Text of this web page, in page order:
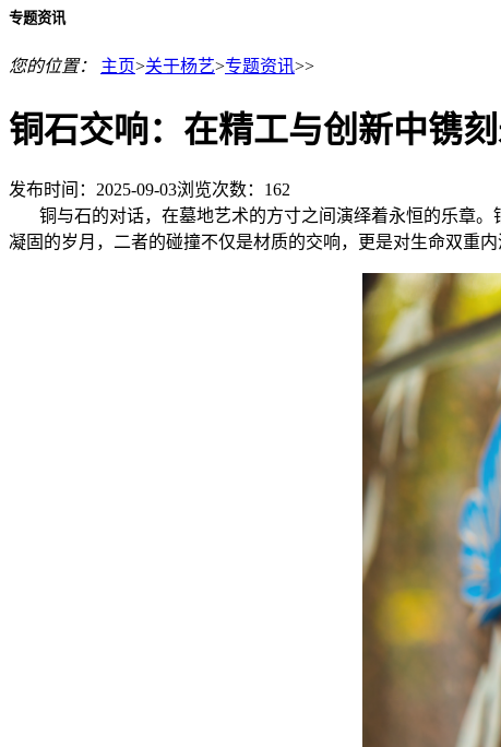
专题资讯
您的位置： 主页>关于杨艺>专题资讯>>
铜石交响：在精工与创新中镌
发布时间：2025-09-03浏览次数： 162
铜与石的对话，在墓地艺术的方寸之间演绎着永恒的乐章。
凝固的岁月，二者的碰撞不仅是材质的交响，更是对生命双重